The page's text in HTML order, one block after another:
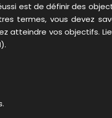
est de définir des
termes, vous devez
atteindre vos objectifs.